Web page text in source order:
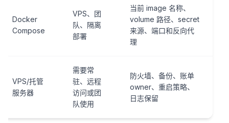
Docker
Compose
VPS、团
队、隔离
部署
当前 image 名称、
volume 路径、secret
来源、端口和反向代
理
VPS/托管
服务器
需要常
驻、远程
访问或团
队使用
防火墙、备份、账单
owner、重启策略、
日志保留